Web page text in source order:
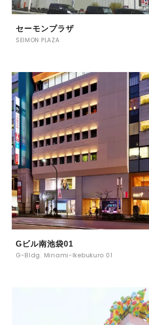
セーモンプラザ
SEIMON PLAZA
Gビル南池袋01
G-Bldg. Minami-Ikebukuro 01